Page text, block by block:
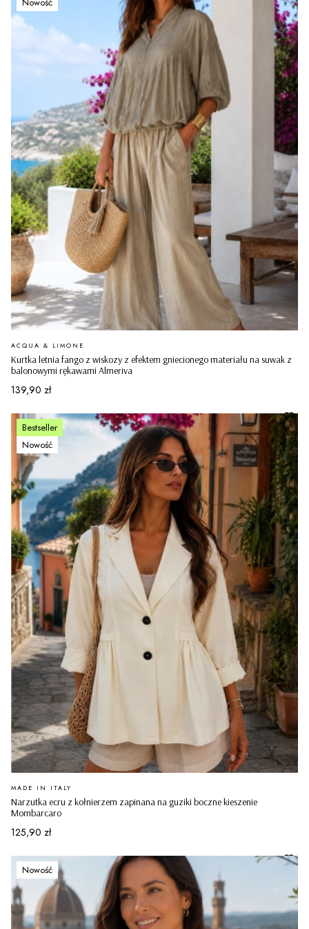
Kurtka letnia fango z wiskozy z efektem gniecionego materiału na suwak z
balonowymi rękawami Almeriva
PRODUCENT
ACQUA & LIMONE
Cena
139,90 zł
Bestseller
Nowość
Narzutka ecru z kołnierzem zapinana na guziki boczne kieszenie
Mombarcaro
PRODUCENT
MADE IN ITALY
Cena
125,90 zł
Nowość